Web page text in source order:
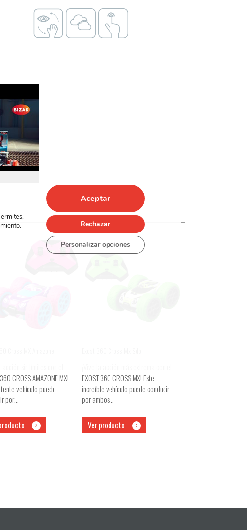
CROSS AMAZONE MX!
vehículo puede
por…
EXOST 360 CROSS MX! Este
increíble vehículo puede conducir
por ambos…
Ver producto
Aceptar
Rechazar
Personalizar opciones